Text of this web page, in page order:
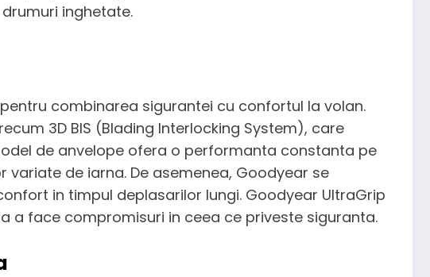
inghetate.
combinarea sigurantei cu confortul la volan.
3D BIS (Blading Interlocking System), care
de anvelope ofera o performanta constanta pe
de iarna. De asemenea, Goodyear se
in timpul deplasarilor lungi. Goodyear UltraGrip
a face compromisuri in ceea ce priveste siguranta.